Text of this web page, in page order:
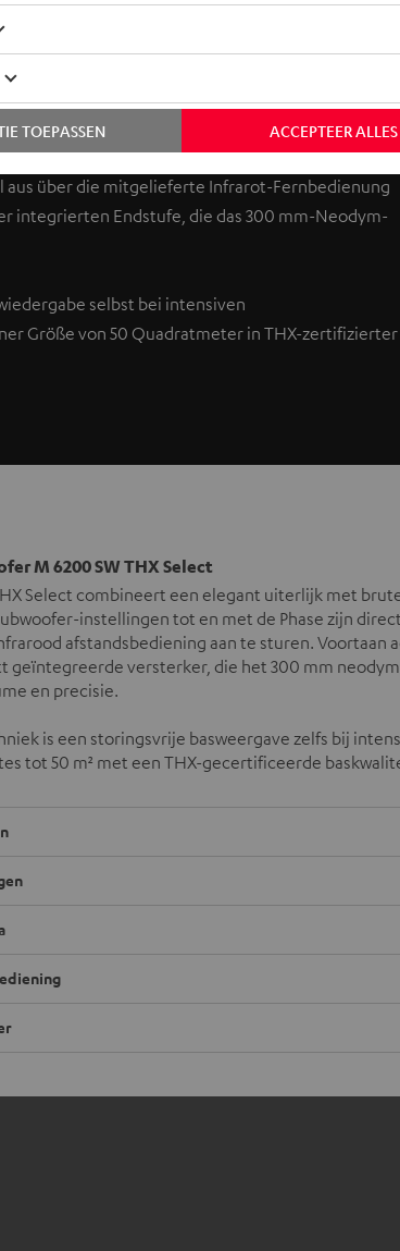
Bass bei komfortabelster Bedienung. Alle
aus über die mitgelieferte Infrarot-Fernbedienung
integrierten Endstufe, die das 300 mm-Neodym-
selbst bei intensiven
Größe von 50 Quadratmeter in THX-zertifizierter
M 6200 SW THX Select
Select combineert een elegant uiterlijk met
instellingen tot en met de Phase zijn
afstandsbediening aan te sturen. Voortaan
geïntegreerde versterker, die het 300 mm
en precisie.
is een storingsvrije basweergave zelfs bij
tot 50 m² met een THX-gecertificeerde
ACCEPTEER ALLES
TOEPASSEN